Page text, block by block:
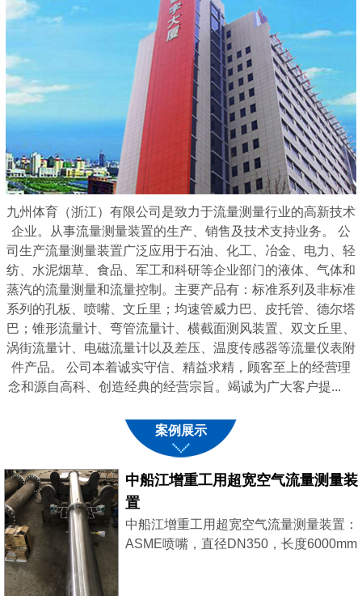
九州体育（浙江）有限公司是致力于流量测量行业的高新技术
企业。从事流量测量装置的生产、销售及技术支持业务。 公
司生产流量测量装置广泛应用于石油、化工、冶金、电力、轻
纺、水泥烟草、食品、军工和科研等企业部门的液体、气体和
蒸汽的流量测量和流量控制。主要产品有：标准系列及非标准
系列的孔板、喷嘴、文丘里；均速管威力巴、皮托管、德尔塔
巴；锥形流量计、弯管流量计、横截面测风装置、双文丘里、
涡街流量计、电磁流量计以及差压、温度传感器等流量仪表附
件产品。 公司本着诚实守信、精益求精，顾客至上的经营理
念和源自高科、创造经典的经营宗旨。竭诚为广大客户提...
案例展示
中船江增重工用超宽空气流量测量装
置
中船江增重工用超宽空气流量测量装置：
ASME喷嘴，直径DN350，长度6000mm